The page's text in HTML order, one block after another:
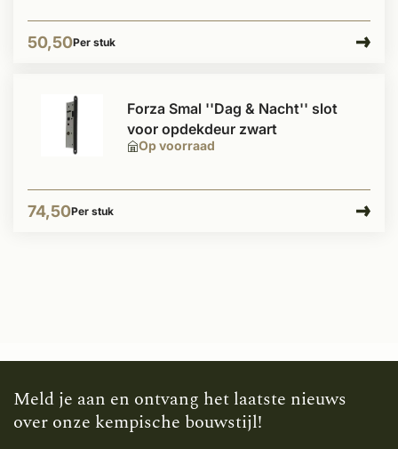
50,50Per stuk
Op voorraad
Forza Smal ''Dag & Nacht'' slot
voor opdekdeur zwart
74,50Per stuk
Meld je aan en ontvang het laatste nieuws
over onze kempische bouwstijl!